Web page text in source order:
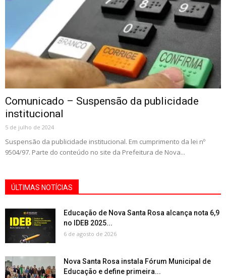
Comunicado – Suspensão da publicidade
institucional
5 de julho de 2024
Suspensão da publicidade institucional. Em cumprimento da lei nº
9504/97. Parte do conteúdo no site da Prefeitura de Nova...
ÚLTIMAS NOTÍCIAS
Educação de Nova Santa Rosa alcança nota 6,9
no IDEB 2025...
6 de agosto de 2026
Nova Santa Rosa instala Fórum Municipal de
Educação e define primeira...